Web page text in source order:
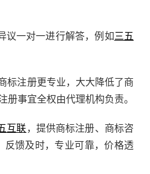
议一对一进行解答，例如三五
标注册更专业，大大降低了商
事宜全权由代理机构负责。
互联，提供商标注册、商标咨
馈及时，专业可靠，价格透